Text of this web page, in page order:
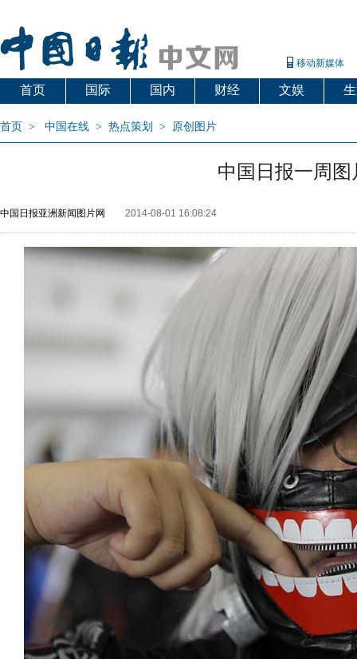
移动新媒体
首页 国际 国内 财经 文娱
首页 > 中国在线 > 热点策划 > 原创图片
中国日报一周
中国日报亚洲新闻图片网 2014-08-01 16:08:24